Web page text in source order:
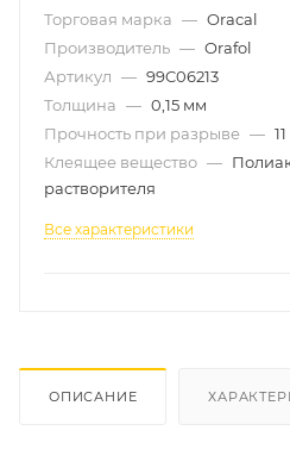
Торговая марка — Oracal
Производитель — Orafol
Артикул — 99C06213
Толщина — 0,15 мм
Прочность при разрыве —
Клеящее вещество —
растворителя
Все характеристики
ОПИСАНИЕ